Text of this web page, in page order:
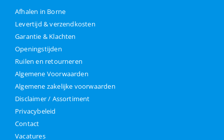
Afhalen in Borne
Levertijd & verzendkosten
Garantie & Klachten
Openingstijden
Ruilen en retourneren
Algemene Voorwaarden
Algemene zakelijke voorwaarden
Disclaimer / Assortiment
Privacybeleid
Contact
Vacatures